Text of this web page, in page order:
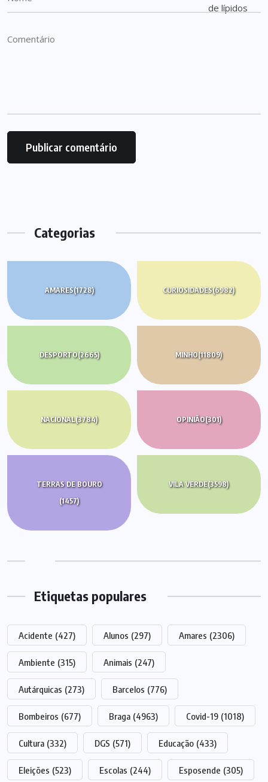
Categorias
AMARES(1728) CURIOSIDADES(6982)
DESPORTO(2665) MINHO(11809)
NACIONAL(3784) OPINIÃO(301)
TERRAS DE BOURO
(1457)
VILA VERDE(3598)
Etiquetas populares
Acidente (427) Alunos (297) Amares (2306)
Ambiente (315) Animais (247)
Autárquicas (273) Barcelos (776)
Bombeiros (677) Braga (4963) Covid-19 (1018)
Cultura (332) DGS (571) Educação (433)
Eleições (523) Escolas (244) Esposende (305)